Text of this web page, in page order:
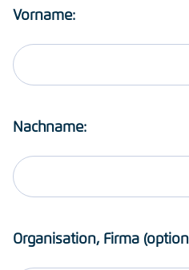
Vorname:
Nachname:
Organisation, Firma